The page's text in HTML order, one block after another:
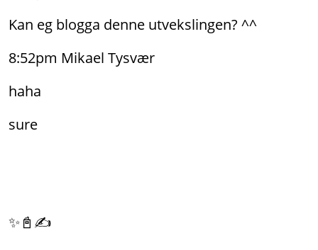
Kan eg blogga denne utvekslingen? ^^
8:52pm Mikael Tysvær
haha
sure
✨📓✍